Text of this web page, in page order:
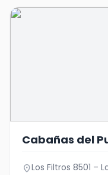
Cabañas del
location_onLos Filtros 8501 –